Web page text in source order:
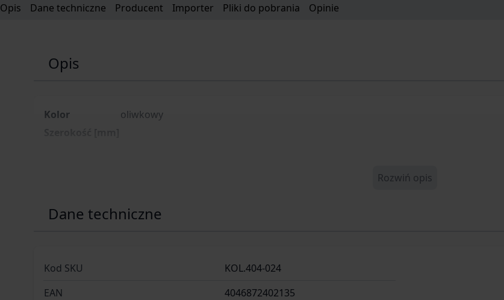
Opis Dane techniczne Producent Importer Pliki do pobrania Opinie
Opis
Kolor
oliwkowy
Rozwiń opis
Dane techniczne
Kod SKU
KOL.404-024
EAN
4046872402135